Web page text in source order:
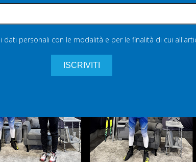
personali con le modalità e per le finalità di cui